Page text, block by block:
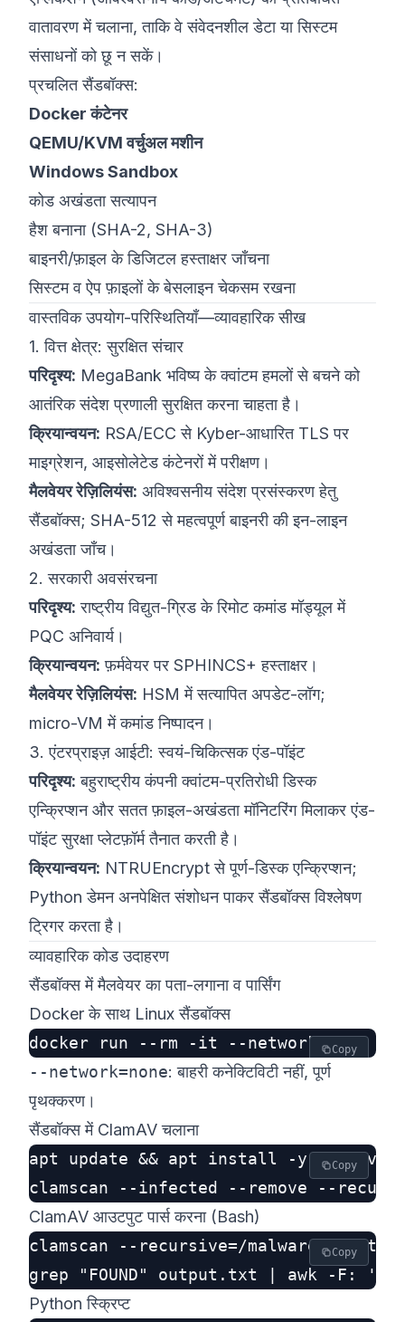
वातावरण में चलाना, ताकि वे संवेदनशील डेटा या सिस्टम
संसाधनों को छू न सकें।
प्रचलित सैंडबॉक्स:
Docker कंटेनर
QEMU/KVM वर्चुअल मशीन
Windows Sandbox
कोड अखंडता सत्यापन
हैश बनाना (SHA-2, SHA-3)
बाइनरी/फ़ाइल के डिजिटल हस्ताक्षर जाँचना
सिस्टम व ऐप फ़ाइलों के बेसलाइन चेकसम रखना
वास्तविक उपयोग-परिस्थितियाँ—व्यावहारिक सीख
1. वित्त क्षेत्र: सुरक्षित संचार
परिदृश्य: MegaBank भविष्य के क्वांटम हमलों से बचने को
आतंरिक संदेश प्रणाली सुरक्षित करना चाहता है।
क्रियान्वयन: RSA/ECC से Kyber-आधारित TLS पर
माइग्रेशन, आइसोलेटेड कंटेनरों में परीक्षण।
मैलवेयर रेज़िलियंस: अविश्‍वसनीय संदेश प्रसंस्करण हेतु
सैंडबॉक्स; SHA-512 से महत्वपूर्ण बाइनरी की इन-लाइन
अखंडता जाँच।
2. सरकारी अवसंरचना
परिदृश्य: राष्ट्रीय विद्युत-ग्रिड के रिमोट कमांड मॉड्यूल में
PQC अनिवार्य।
क्रियान्वयन: फ़र्मवेयर पर SPHINCS+ हस्ताक्षर।
मैलवेयर रेज़िलियंस: HSM में सत्यापित अपडेट-लॉग;
micro-VM में कमांड निष्पादन।
3. एंटरप्राइज़ आईटी: स्वयं-चिकित्सक एंड-पॉइंट
परिदृश्य: बहुराष्ट्रीय कंपनी क्वांटम-प्रतिरोधी डिस्क
एन्क्रिप्शन और सतत फ़ाइल-अखंडता मॉनिटरिंग मिलाकर एंड-
पॉइंट सुरक्षा प्लेटफ़ॉर्म तैनात करती है।
क्रियान्वयन: NTRUEncrypt से पूर्ण-डिस्क एन्क्रिप्शन;
Python डेमन अनपेक्षित संशोधन पाकर सैंडबॉक्स विश्लेषण
ट्रिगर करता है।
व्यावहारिक कोड उदाहरण
सैंडबॉक्स में मैलवेयर का पता-लगाना व पार्सिंग
Docker के साथ Linux सैंडबॉक्स
Copy
--network=none: बाहरी कनेक्टिविटी नहीं, पूर्ण
पृथक्करण।
सैंडबॉक्स में ClamAV चलाना
apt update && apt install -y clamav
Copy
ClamAV आउटपुट पार्स करना (Bash)
clamscan --recursive=/malware >
Copy
Python स्क्रिप्ट